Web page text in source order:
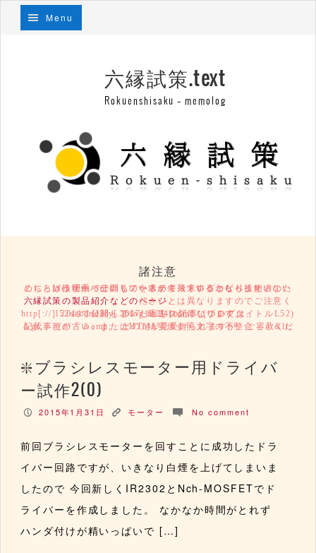
Menu
六縁試策.text
Rokuenshisaku – memolog
諸注意
こちらは技術系っぽいものを求めて飛来するコピペ技術者のために、Webサーバーのリソースが余っているからもったいないという理由で公開しているテキストログとなります。
六縁試策の製品紹介などのページ
とは異なりますのでご注意ください。
2014/11/25～2017/10/24の記事については、http[://]l52secondary[.]blog.fc2[.]com/ (ブログタイトルL52)にて公開していた過去ログになります。
記載事項が古い、またはHTML実体参照文字の不整合（「＆lt; ＆gt;」だの「＆amp;」だの）が見受けられますが、ご容赦ください。
ブラシレスモーター用ドライバ
ー試作2(0)
P 2015年1月31日 K モーター c No comment
前回ブラシレスモーターを回すことに成功したドラ
イバー回路ですが、いきなり白煙を上げてしまいま
したので 今回新しくIR2302とNch-MOSFETでド
ライバーを作成しました。 なかなか時間がとれず
ハンダ付けが精いっぱいで […]